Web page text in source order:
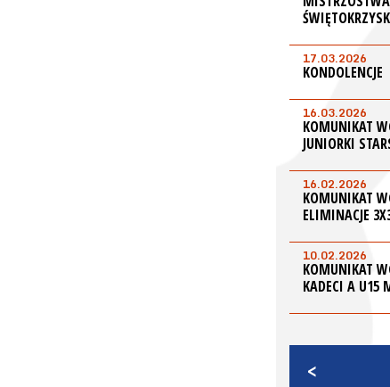
17.03.2026
KONDOLENCJE
16.03.2026
KOMUNIKAT
JUNIORKI
16.02.2026
KOMUNIKAT
ELIMINACJE
10.02.2026
KOMUNIKAT
KADECI A U15
<